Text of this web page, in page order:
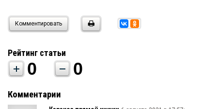
Комментировать
Рейтинг статьи
0 0
Комментарии